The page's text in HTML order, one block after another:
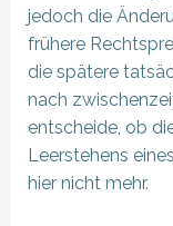
jedoch die
frühere
die spätere
nach
entscheide, ob
Leerstehens
hier nicht mehr.